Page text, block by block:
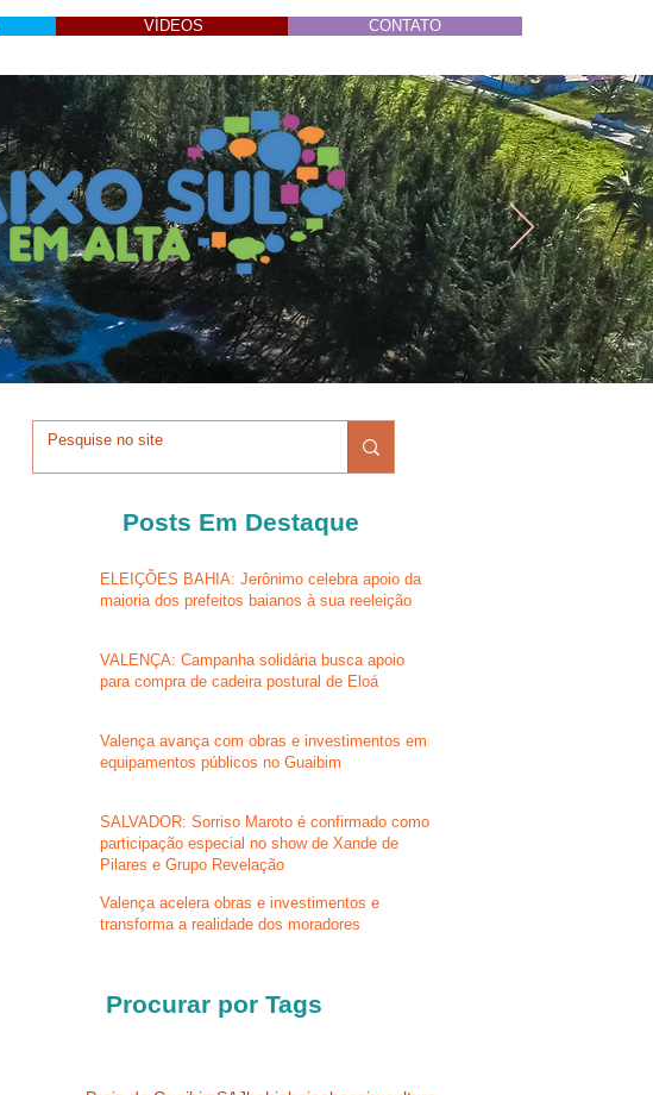
VÍDEOS CONTATO
Posts Em Destaque
ELEIÇÕES BAHIA: Jerônimo celebra apoio da
maioria dos prefeitos baianos à sua reeleição
VALENÇA: Campanha solidária busca apoio
para compra de cadeira postural de Eloá
Valença avança com obras e investimentos em
equipamentos públicos no Guaibim
SALVADOR: Sorriso Maroto é confirmado como
participação especial no show de Xande de
Pilares e Grupo Revelação
Valença acelera obras e investimentos e
transforma a realidade dos moradores
Procurar por Tags